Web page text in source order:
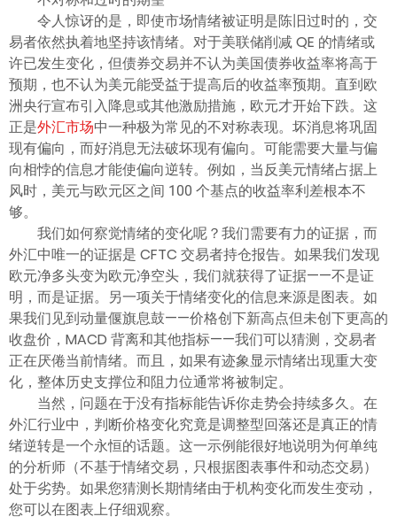
令人惊讶的是，即使市场情绪被证明是陈旧过时的，交
易者依然执着地坚持该情绪。对于美联储削减 QE 的情绪或
许已发生变化，但债券交易并不认为美国债券收益率将高于
预期，也不认为美元能受益于提高后的收益率预期。直到欧
洲央行宣布引入降息或其他激励措施，欧元才开始下跌。这
正是外汇市场中一种极为常见的不对称表现。坏消息将巩固
现有偏向，而好消息无法破坏现有偏向。可能需要大量与偏
向相悖的信息才能使偏向逆转。例如，当反美元情绪占据上
风时，美元与欧元区之间 100 个基点的收益率利差根本不
够。
我们如何察觉情绪的变化呢？我们需要有力的证据，而
外汇中唯一的证据是 CFTC 交易者持仓报告。如果我们发现
欧元净多头变为欧元净空头，我们就获得了证据——不是证
明，而是证据。另一项关于情绪变化的信息来源是图表。如
果我们见到动量偃旗息鼓——价格创下新高点但未创下更高的
收盘价，MACD 背离和其他指标——我们可以猜测，交易者
正在厌倦当前情绪。而且，如果有迹象显示情绪出现重大变
化，整体历史支撑位和阻力位通常将被制定。
当然，问题在于没有指标能告诉你走势会持续多久。在
外汇行业中，判断价格变化究竟是调整型回落还是真正的情
绪逆转是一个永恒的话题。这一示例能很好地说明为何单纯
的分析师（不基于情绪交易，只根据图表事件和动态交易）
处于劣势。如果您猜测长期情绪由于机构变化而发生变动，
您可以在图表上仔细观察。